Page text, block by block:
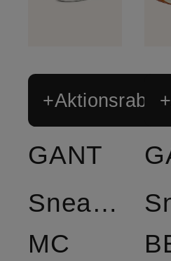
+Aktionsrabatt
GANT
Sneaker
MC